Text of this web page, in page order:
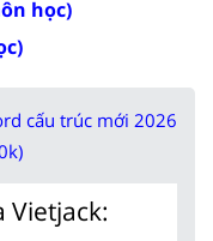
học)
cấu trúc mới 2026
Vietjack: